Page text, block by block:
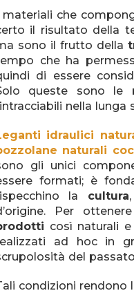
materiali che
il risultato della
sono il frutto della
che ha
di essere
queste sono le
nella lunga
idraulici
naturali
gli unici
formati; è
la cultura
Per
così naturali
ad hoc in
del
condizioni rendono